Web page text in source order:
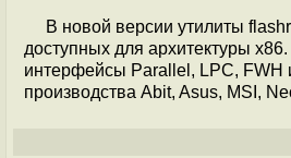
В новой версии утилиты
доступных для архитектуры
интерфейсы Parallel, LPC, FWH
производства Abit, Asus, MSI,